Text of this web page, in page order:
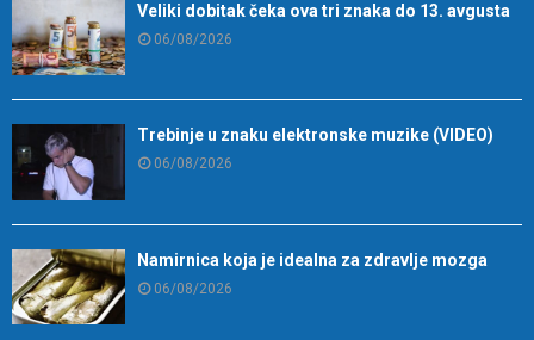
Veliki dobitak čeka ova tri znaka do 13. avgusta
06/08/2026
Trebinje u znaku elektronske muzike (VIDEO)
06/08/2026
Namirnica koja je idealna za zdravlje mozga
06/08/2026